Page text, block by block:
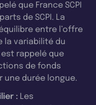
que France SCPI
de SCPI. La
entre l’offre
la variabilité du
rappelé que
de fonds
une durée longue.
: Les